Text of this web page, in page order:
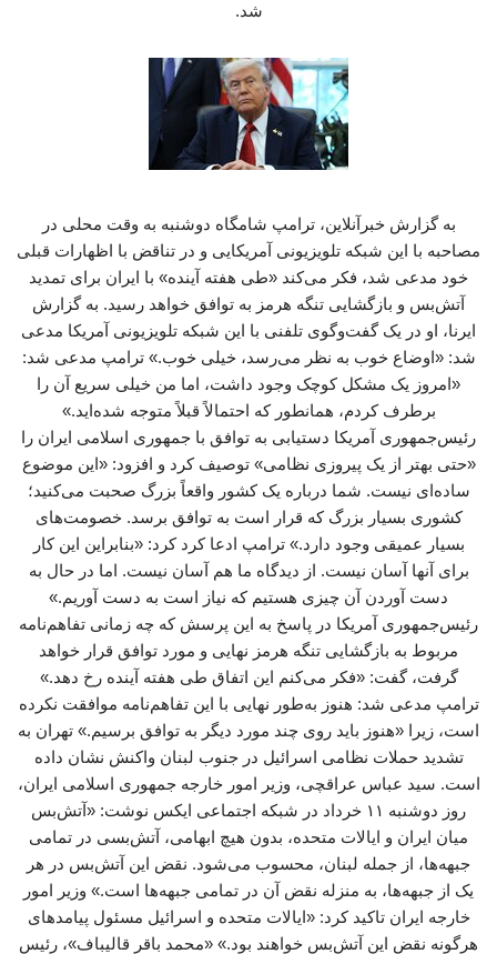
شد.
به گزارش خبرآنلاین، ترامپ شامگاه دوشنبه به وقت محلی در
مصاحبه با این شبکه تلویزیونی آمریکایی و در تناقض با اظهارات قبلی
خود مدعی شد، فکر می‌کند «طی هفته آینده» با ایران برای تمدید
آتش‌بس و بازگشایی تنگه هرمز به توافق خواهد رسید. به گزارش
ایرنا، او در یک گفت‌وگوی تلفنی با این شبکه تلویزیونی آمریکا مدعی
شد: «اوضاع خوب به نظر می‌رسد، خیلی خوب.» ترامپ مدعی شد:
«امروز یک مشکل کوچک وجود داشت، اما من خیلی سریع آن را
برطرف کردم، همانطور که احتمالاً قبلاً متوجه شده‌اید.»
رئیس‌جمهوری آمریکا دستیابی به توافق با جمهوری اسلامی ایران را
«حتی بهتر از یک پیروزی نظامی» توصیف کرد و افزود: «این موضوع
ساده‌ای نیست. شما درباره یک کشور واقعاً بزرگ صحبت می‌کنید؛
کشوری بسیار بزرگ که قرار است به توافق برسد. خصومت‌های
بسیار عمیقی وجود دارد.» ترامپ ادعا کرد کرد: «بنابراین این کار
برای آنها آسان نیست. از دیدگاه ما هم آسان نیست. اما در حال به
دست آوردن آن چیزی هستیم که نیاز است به دست آوریم.»
رئیس‌جمهوری آمریکا در پاسخ به این پرسش که چه زمانی تفاهم‌نامه
مربوط به بازگشایی تنگه هرمز نهایی و مورد توافق قرار خواهد
گرفت، گفت: «فکر می‌کنم این اتفاق طی هفته آینده رخ دهد.»
ترامپ مدعی شد: هنوز به‌طور نهایی با این تفاهم‌نامه موافقت نکرده
است، زیرا «هنوز باید روی چند مورد دیگر به توافق برسیم.» تهران به
تشدید حملات نظامی اسرائیل در جنوب لبنان واکنش نشان داده‌
است. سید عباس عراقچی، وزیر امور خارجه جمهوری اسلامی ایران،
روز دوشنبه ۱۱ خرداد در شبکه اجتماعی ایکس نوشت: «آتش‌بس
میان ایران و ایالات متحده، بدون هیچ ابهامی، آتش‌بسی در تمامی
جبهه‌ها، از جمله لبنان، محسوب می‌شود. نقض این آتش‌بس در هر
یک از جبهه‌ها، به منزله نقض آن در تمامی جبهه‌ها است.» وزیر امور
خارجه ایران تاکید کرد: «ایالات متحده و اسرائیل مسئول پیامدهای
هرگونه نقض این آتش‌بس خواهند بود.» «محمد باقر قالیباف»، رئیس